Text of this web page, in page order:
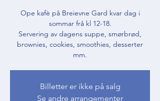
Ope kafè på Breievne Gard kvar dag i
sommar frå kl 12-18.
Servering av dagens suppe, smørbrød,
brownies, cookies, smoothies, desserter
mm.
Billetter er ikke på salg
Se andre arrangementer